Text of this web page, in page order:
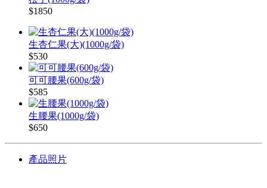
$1850
生杏仁果(大)(1000g/袋)
$530
可可腰果(600g/袋)
$585
生腰果(1000g/袋)
$650
產品照片